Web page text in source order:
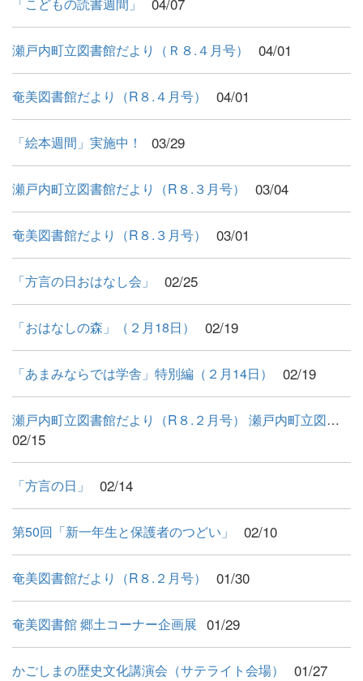
瀬戸内町立図書館だより（Ｒ８.４月号） 04/01
奄美図書館だより（R８.４月号） 04/01
「絵本週間」実施中！ 03/29
瀬戸内町立図書館だより（R８.３月号） 03/04
奄美図書館だより（R８.３月号） 03/01
「方言の日おはなし会」 02/25
「おはなしの森」（２月18日） 02/19
「あまみならでは学舎」特別編（２月14日） 02/19
瀬戸内町立図書館だより（R８.２月号） 瀬戸内町立図書館だよ...
02/15
「方言の日」 02/14
第50回「新一年生と保護者のつどい」 02/10
奄美図書館だより（R８.２月号） 01/30
奄美図書館 郷土コーナー企画展 01/29
かごしまの歴史文化講演会（サテライト会場） 01/27